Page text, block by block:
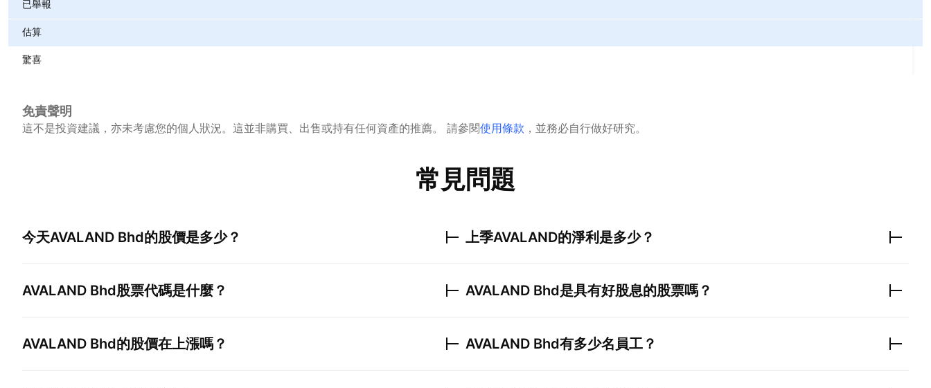
已舉報
估算
驚喜
免責聲明
這不是投資建議，亦未考慮您的個人狀況。這並非購買、出售或持有任何資產的推薦。 請參閱使用條款 ，並務必自行做好研究。
常見問題
今天AVALAND Bhd的股價是多少？
AVALAND Bhd股票代碼是什麼？
AVALAND Bhd的股價在上漲嗎？
上季AVALAND的淨利是多少？
AVALAND Bhd是具有好股息的股票嗎？
AVALAND Bhd有多少名員工？